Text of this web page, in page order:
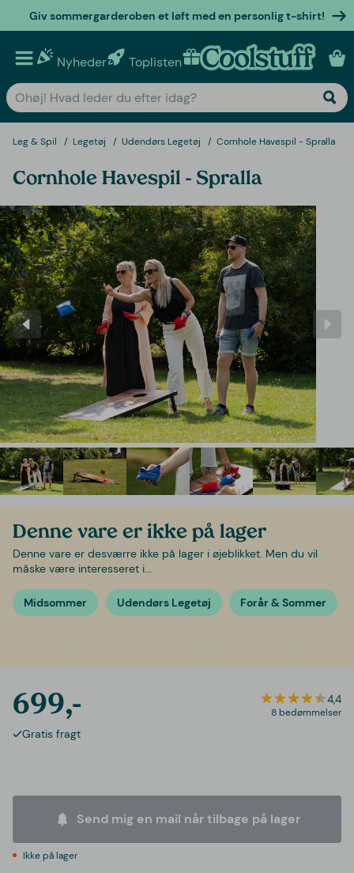
Giv sommergarderoben et løft med en personlig t-shirt!
Nyheder Toplisten Personlige gaver
Leg & Spil Legetøj Udendørs Legetøj Cornhole Havespil - Spralla
Cornhole Havespil - Spralla
Denne vare er ikke på lager
Denne vare er desværre ikke på lager i øjeblikket. Men du vil
måske være interesseret i...
Midsommer Udendørs Legetøj Forår & Sommer
699,- 4,4
8 bedømmelser
Gratis fragt
Send mig en mail når tilbage på lager
Ikke på lager